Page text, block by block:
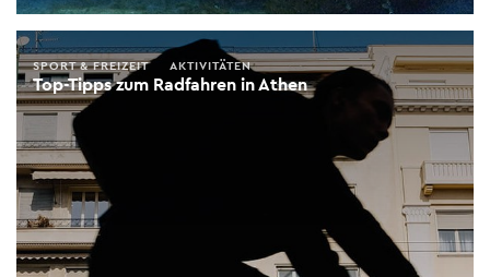
Top-Tipps zum Radfahren in Athen
SPORT & FREIZEIT AKTIVITÄTEN